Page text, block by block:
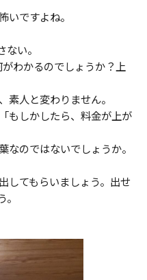
ですよね。
い。
わかるのでしょうか？上
人と変わりません。
しかしたら、料金が上が
のではないでしょうか。
してもらいましょう。出せ